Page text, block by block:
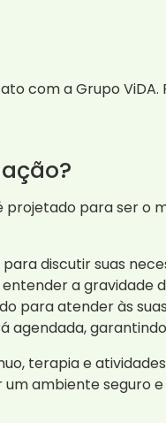
com a Grupo
para ser o
discutir suas
a gravidade
para atender às
agendada,
terapia e
ambiente seguro